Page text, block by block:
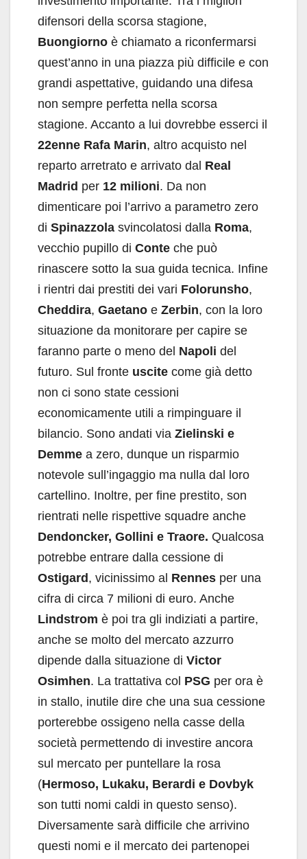
difensori della scorsa stagione,
Buongiorno è chiamato a riconfermarsi
quest’anno in una piazza più difficile e con
grandi aspettative, guidando una difesa
non sempre perfetta nella scorsa
stagione. Accanto a lui dovrebbe esserci il
22enne Rafa Marin, altro acquisto nel
reparto arretrato e arrivato dal Real
Madrid per 12 milioni. Da non
dimenticare poi l’arrivo a parametro zero
di Spinazzola svincolatosi dalla Roma,
vecchio pupillo di Conte che può
rinascere sotto la sua guida tecnica. Infine
i rientri dai prestiti dei vari Folorunsho,
Cheddira, Gaetano e Zerbin, con la loro
situazione da monitorare per capire se
faranno parte o meno del Napoli del
futuro. Sul fronte uscite come già detto
non ci sono state cessioni
economicamente utili a rimpinguare il
bilancio. Sono andati via Zielinski e
Demme a zero, dunque un risparmio
notevole sull’ingaggio ma nulla dal loro
cartellino. Inoltre, per fine prestito, son
rientrati nelle rispettive squadre anche
Dendoncker, Gollini e Traore. Qualcosa
potrebbe entrare dalla cessione di
Ostigard , vicinissimo al Rennes per una
cifra di circa 7 milioni di euro. Anche
Lindstrom è poi tra gli indiziati a partire,
anche se molto del mercato azzurro
dipende dalla situazione di Victor
Osimhen. La trattativa col PSG per ora è
in stallo, inutile dire che una sua cessione
porterebbe ossigeno nella casse della
società permettendo di investire ancora
sul mercato per puntellare la rosa
(Hermoso, Lukaku, Berardi e Dovbyk
son tutti nomi caldi in questo senso).
Diversamente sarà difficile che arrivino
questi nomi e il mercato dei partenopei